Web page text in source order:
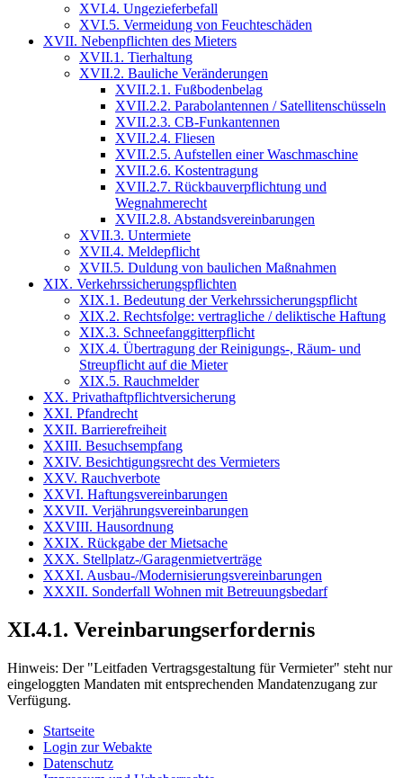
XVI.4. Ungezieferbefall
XVI.5. Vermeidung von Feuchteschäden
XVII. Nebenpflichten des Mieters
XVII.1. Tierhaltung
XVII.2. Bauliche Veränderungen
XVII.2.1. Fußbodenbelag
XVII.2.2. Parabolantennen / Satellitenschüsseln
XVII.2.3. CB-Funkantennen
XVII.2.4. Fliesen
XVII.2.5. Aufstellen einer Waschmaschine
XVII.2.6. Kostentragung
XVII.2.7. Rückbauverpflichtung und
Wegnahmerecht
XVII.2.8. Abstandsvereinbarungen
XVII.3. Untermiete
XVII.4. Meldepflicht
XVII.5. Duldung von baulichen Maßnahmen
XIX. Verkehrssicherungspflichten
XIX.1. Bedeutung der Verkehrssicherungspflicht
XIX.2. Rechtsfolge: vertragliche / deliktische Haftung
XIX.3. Schneefanggitterpflicht
XIX.4. Übertragung der Reinigungs-, Räum- und
Streupflicht auf die Mieter
XIX.5. Rauchmelder
XX. Privathaftpflichtversicherung
XXI. Pfandrecht
XXII. Barrierefreiheit
XXIII. Besuchsempfang
XXIV. Besichtigungsrecht des Vermieters
XXV. Rauchverbote
XXVI. Haftungsvereinbarungen
XXVII. Verjährungsvereinbarungen
XXVIII. Hausordnung
XXIX. Rückgabe der Mietsache
XXX. Stellplatz-/Garagenmietverträge
XXXI. Ausbau-/Modernisierungsvereinbarungen
XXXII. Sonderfall Wohnen mit Betreuungsbedarf
XI.4.1. Vereinbarungserfordernis
Hinweis: Der "Leitfaden Vertragsgestaltung für Vermieter" steht nur
eingeloggten Mandaten mit entsprechenden Mandatenzugang zur
Verfügung.
Startseite
Login zur Webakte
Datenschutz